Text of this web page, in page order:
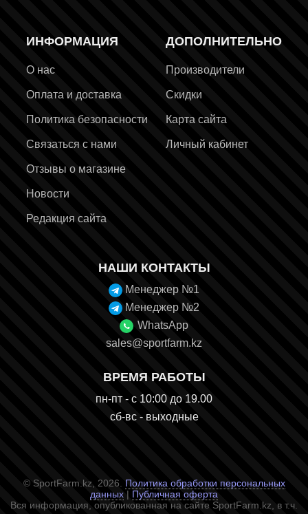
ИНФОРМАЦИЯ
О нас
Оплата и доставка
Политика безопасности
Связаться с нами
Отзывы о магазине
Новости
Редакция сайта
ДОПОЛНИТЕЛЬНО
Производители
Скидки
Карта сайта
Личный кабинет
НАШИ КОНТАКТЫ
Менеджер №1
Менеджер №2
WhatsApp
sales@sportfarm.kz
ВРЕМЯ РАБОТЫ
пн-пт - с 10:00 до 19.00
сб-вс - выходные
© SportFarm.kz, 2026. Политика обработки персональных
данных | Публичная оферта
Вся информация, опубликованная на сайте SportFarm.kz, в т.ч.